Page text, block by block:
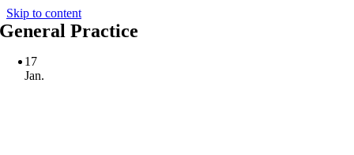
Skip to content
General Practice
17
Jan.